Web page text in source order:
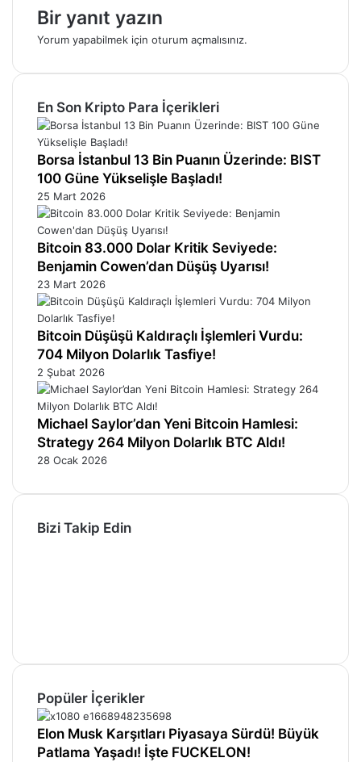
Bir yanıt yazın
Yorum yapabilmek için oturum açmalısınız.
En Son Kripto Para İçerikleri
Borsa İstanbul 13 Bin Puanın Üzerinde: BIST
100 Güne Yükselişle Başladı!
25 Mart 2026
Bitcoin 83.000 Dolar Kritik Seviyede:
Benjamin Cowen’dan Düşüş Uyarısı!
23 Mart 2026
Bitcoin Düşüşü Kaldıraçlı İşlemleri Vurdu:
704 Milyon Dolarlık Tasfiye!
2 Şubat 2026
Michael Saylor’dan Yeni Bitcoin Hamlesi:
Strategy 264 Milyon Dolarlık BTC Aldı!
28 Ocak 2026
Bizi Takip Edin
Popüler İçerikler
Elon Musk Karşıtları Piyasaya Sürdü! Büyük
Patlama Yaşadı! İşte FUCKELON!